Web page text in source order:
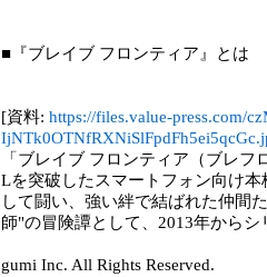
■『ブレイブ フロンティア』とは
[資料: https://files.value-press.com/
「ブレイブ フロンティア（ブレ
Lを突破したスマートフォン向け
して闘い、強い絆で結ばれた仲間
師"の冒険譚として、2013年から
gumi Inc. All Rights Reserved.